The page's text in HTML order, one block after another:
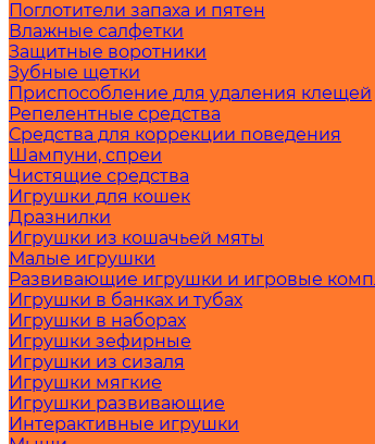
Поглотители запаха и пятен
Влажные салфетки
Защитные воротники
Зубные щетки
Приспособление для удаления клещей
Репелентные средства
Средства для коррекции поведения
Шампуни, спреи
Чистящие средства
Игрушки для кошек
Дразнилки
Игрушки из кошачьей мяты
Малые игрушки
Развивающие игрушки и игровые
Игрушки в банках и тубах
Игрушки в наборах
Игрушки зефирные
Игрушки из сизаля
Игрушки мягкие
Игрушки развивающие
Интерактивные игрушки